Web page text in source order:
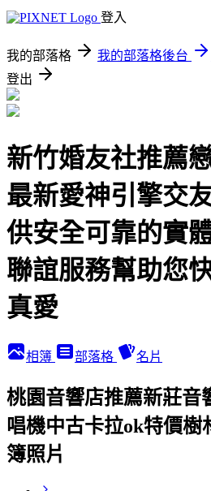
登入
我的部落格 我的部落格後台
登出
新竹婚友社推薦
最新愛神引擎交
供安全可靠的實
聯誼服務幫助您
真愛
相簿 部落格 名片
桃園音響店推薦新莊音
唱機中古卡拉ok特價樹
簿照片